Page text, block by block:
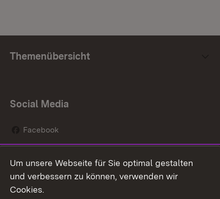
Themenübersicht
Social Media
Facebook
Social Wall
Youtube
Um unsere Webseite für Sie optimal gestalten
und verbessern zu können, verwenden wir
Cookies.